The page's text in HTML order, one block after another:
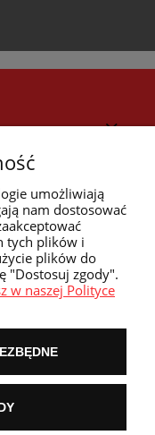
umożliwiają
nam dostosować
tych plików i
plików do
"Dostosuj zgody".
w naszej Polityce